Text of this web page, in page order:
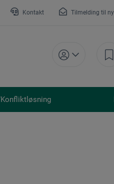
Kontakt Tilmelding til